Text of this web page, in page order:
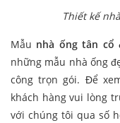
Thiết kế
Mẫu nhà ống tân cổ
những mẫu nhà ống
công trọn gói. Để
khách hàng vui lòng
với chúng tôi qua số